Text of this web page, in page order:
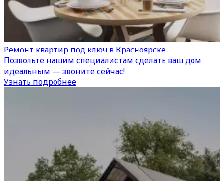
Ремонт квартир под ключ в Красноярске
Позвольте нашим специалистам сделать ваш дом
идеальным — звоните сейчас!
Узнать подробнее